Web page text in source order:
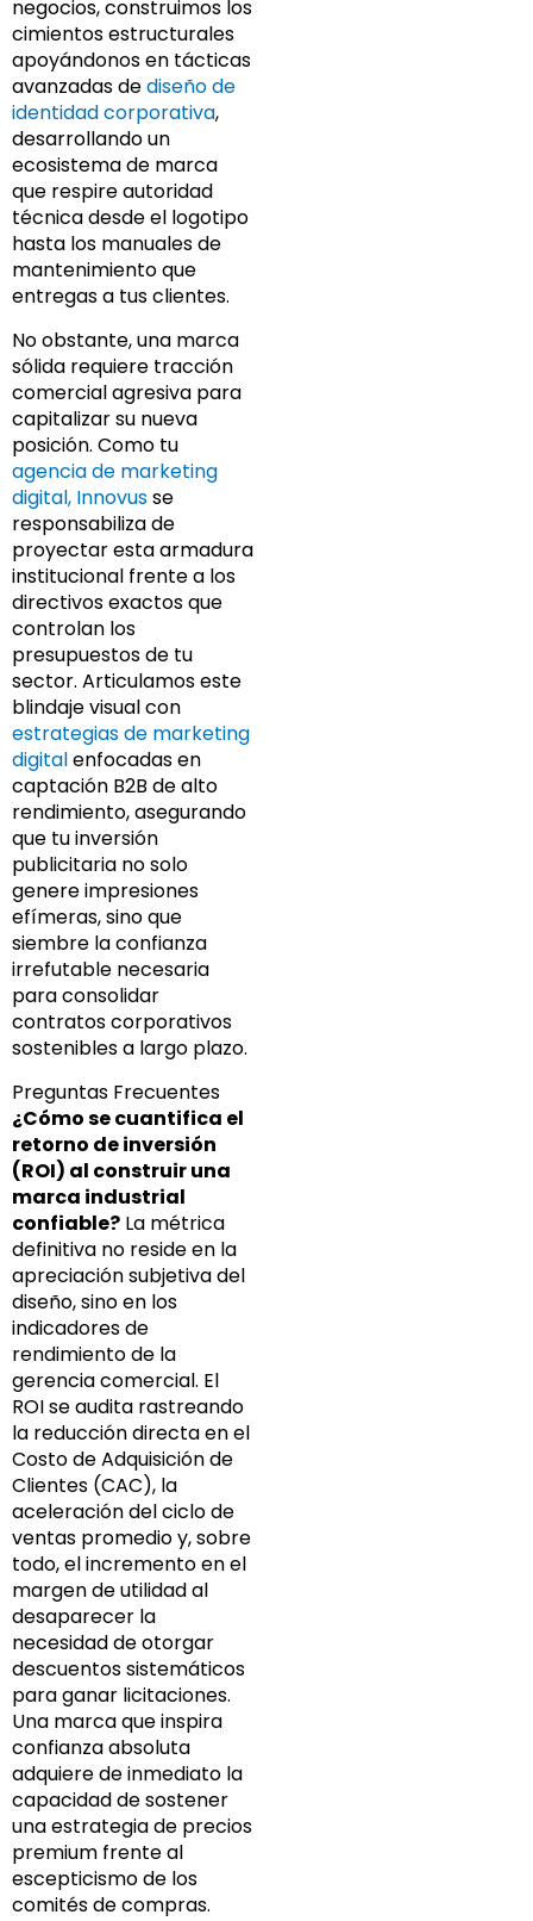
negocios, construimos los
cimientos estructurales
apoyándonos en tácticas
avanzadas dediseño de
identidad corporativa,
desarrollando un
ecosistema de marca
que respire autoridad
técnica desde el logotipo
hasta los manuales de
mantenimiento que
entregas a tus clientes.
No obstante, una marca
sólida requiere tracción
comercial agresiva para
capitalizar su nueva
posición. Como tu
agencia de marketing
digital, Innovusse
responsabiliza de
proyectar esta armadura
institucional frente a los
directivos exactos que
controlan los
presupuestos de tu
sector. Articulamos este
blindaje visual con
estrategias de marketing
digitalenfocadas en
captación B2B de alto
rendimiento, asegurando
que tu inversión
publicitaria no solo
genere impresiones
efímeras, sino que
siembre la confianza
irrefutable necesaria
para consolidar
contratos corporativos
sostenibles a largo plazo.
Preguntas Frecuentes
¿Cómo se cuantifica el
retorno de inversión
(ROI) al construir una
marca industrial
confiable? La métrica
definitiva no reside en la
apreciación subjetiva del
diseño, sino en los
indicadores de
rendimiento de la
gerencia comercial. El
ROI se audita rastreando
la reducción directa en el
Costo de Adquisición de
Clientes (CAC), la
aceleración del ciclo de
ventas promedio y, sobre
todo, el incremento en el
margen de utilidad al
desaparecer la
necesidad de otorgar
descuentos sistemáticos
para ganar licitaciones.
Una marca que inspira
confianza absoluta
adquiere de inmediato la
capacidad de sostener
una estrategia de precios
premium frente al
escepticismo de los
comités de compras.